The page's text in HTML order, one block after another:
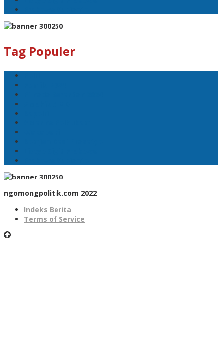
Tag Populer
ngomongpolitik.com 2022
Indeks Berita
Terms of Service